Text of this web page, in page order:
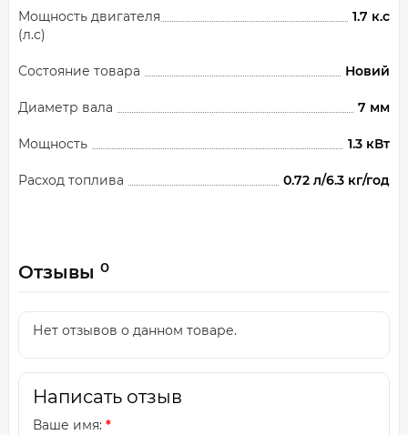
Мощность двигателя
(л.с)
1.7 к.с
Состояние товара Новий
Диаметр вала 7 мм
Мощность 1.3 кВт
Расход топлива 0.72 л/6.3 кг/год
Отзывы 0
Нет отзывов о данном товаре.
Написать отзыв
Ваше имя: